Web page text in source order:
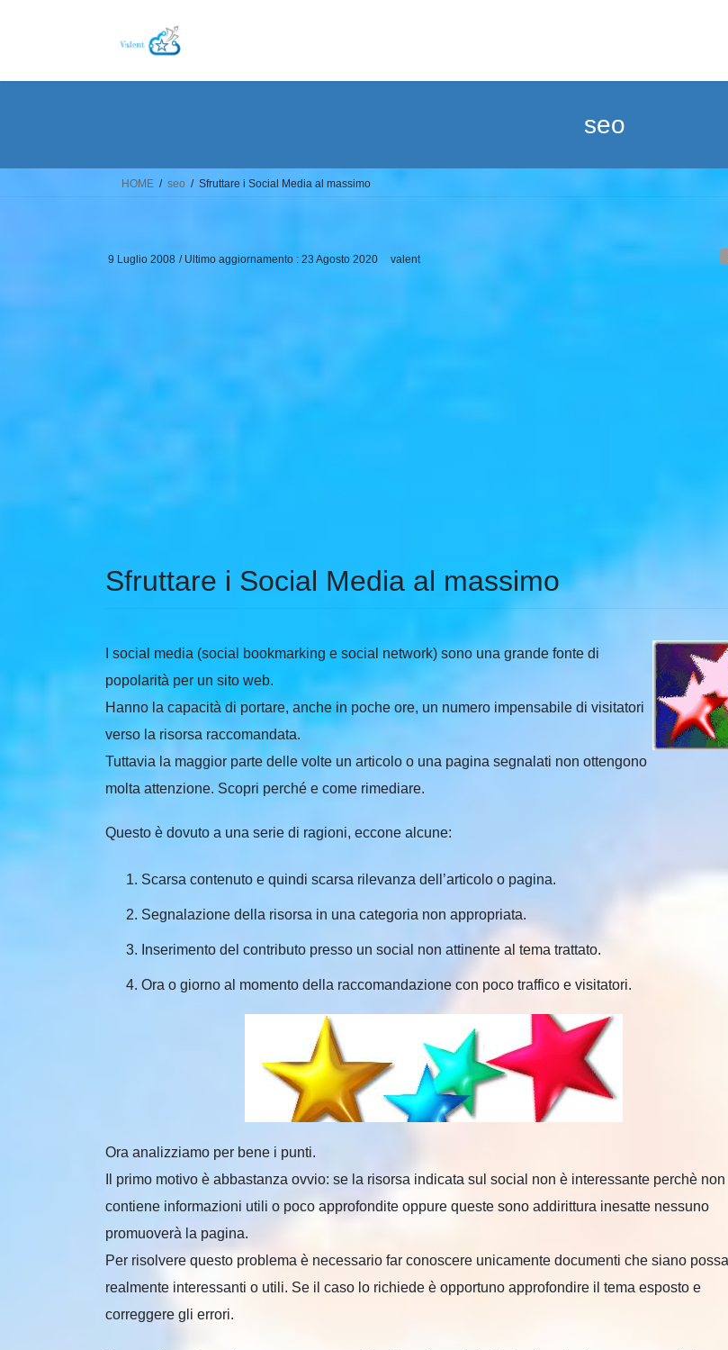
seo
HOME seo Sfruttare i Social Media al massimo
9 Luglio 2008 / Ultimo aggiornamento : 23 Agosto 2020 valent
Sfruttare i Social Media al massimo
I social media (social bookmarking e social network) sono una grande fonte di
popolarità per un sito web.
Hanno la capacità di portare, anche in poche ore, un numero impensabile di visitatori
verso la risorsa raccomandata.
Tuttavia la maggior parte delle volte un articolo o una pagina segnalati non ottengono
molta attenzione. Scopri perché e come rimediare.
Questo è dovuto a una serie di ragioni, eccone alcune:
Scarsa contenuto e quindi scarsa rilevanza dell’articolo o pagina.
Segnalazione della risorsa in una categoria non appropriata.
Inserimento del contributo presso un social non attinente al tema trattato.
Ora o giorno al momento della raccomandazione con poco traffico e visitatori.
Ora analizziamo per bene i punti.
Il primo motivo è abbastanza ovvio: se la risorsa indicata sul social non è interessante perchè non
contiene informazioni utili o poco approfondite oppure queste sono addirittura inesatte nessuno
promuoverà la pagina.
Per risolvere questo problema è necessario far conoscere unicamente documenti che siano
realmente interessanti o utili. Se il caso lo richiede è opportuno approfondire il tema esposto e
correggere gli errori.